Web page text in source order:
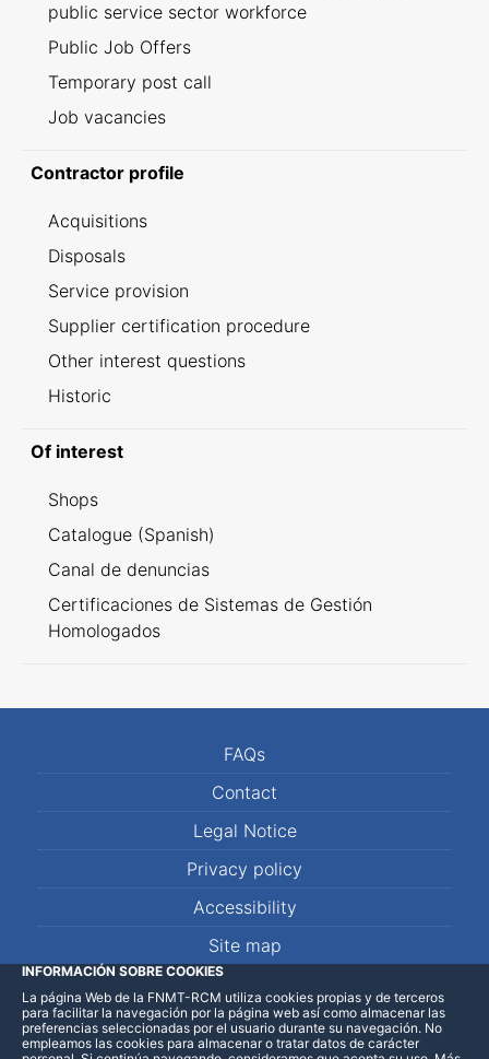
public service sector workforce
Public Job Offers
Temporary post call
Job vacancies
Contractor profile
Acquisitions
Disposals
Service provision
Supplier certification procedure
Other interest questions
Historic
Of interest
Shops
Catalogue (Spanish)
Canal de denuncias
Certificaciones de Sistemas de Gestión
Homologados
FAQs
Contact
Legal Notice
Privacy policy
Accessibility
Site map
LinkedInFacebookWhatsApp
INFORMACIÓN SOBRE COOKIES
La página Web de la FNMT-RCM utiliza cookies propias y de terceros
para facilitar la navegación por la página web así como almacenar las
preferencias seleccionadas por el usuario durante su navegación. No
empleamos las cookies para almacenar o tratar datos de carácter